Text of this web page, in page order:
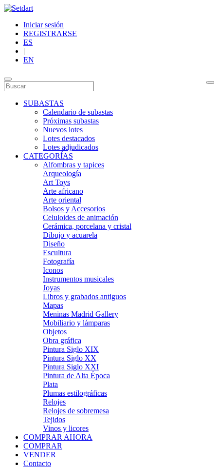
Iniciar sesión
REGISTRARSE
ES
|
EN
SUBASTAS
Calendario de subastas
Próximas subastas
Nuevos lotes
Lotes destacados
Lotes adjudicados
CATEGORÍAS
Alfombras y tapices
Arqueología
Art Toys
Arte africano
Arte oriental
Bolsos y Accesorios
Celuloides de animación
Cerámica, porcelana y cristal
Dibujo y acuarela
Diseño
Escultura
Fotografía
Iconos
Instrumentos musicales
Joyas
Libros y grabados antiguos
Mapas
Meninas Madrid Gallery
Mobiliario y lámparas
Objetos
Obra gráfica
Pintura Siglo XIX
Pintura Siglo XX
Pintura Siglo XXI
Pintura de Alta Época
Plata
Plumas estilográficas
Relojes
Relojes de sobremesa
Tejidos
Vinos y licores
COMPRAR AHORA
COMPRAR
VENDER
Contacto